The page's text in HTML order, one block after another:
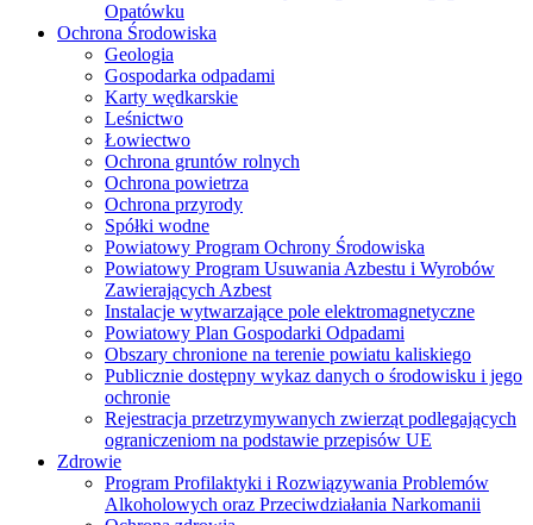
Opatówku
Ochrona Środowiska
Geologia
Gospodarka odpadami
Karty wędkarskie
Leśnictwo
Łowiectwo
Ochrona gruntów rolnych
Ochrona powietrza
Ochrona przyrody
Spółki wodne
Powiatowy Program Ochrony Środowiska
Powiatowy Program Usuwania Azbestu i Wyrobów
Zawierających Azbest
Instalacje wytwarzające pole elektromagnetyczne
Powiatowy Plan Gospodarki Odpadami
Obszary chronione na terenie powiatu kaliskiego
Publicznie dostępny wykaz danych o środowisku i jego
ochronie
Rejestracja przetrzymywanych zwierząt podlegających
ograniczeniom na podstawie przepisów UE
Zdrowie
Program Profilaktyki i Rozwiązywania Problemów
Alkoholowych oraz Przeciwdziałania Narkomanii